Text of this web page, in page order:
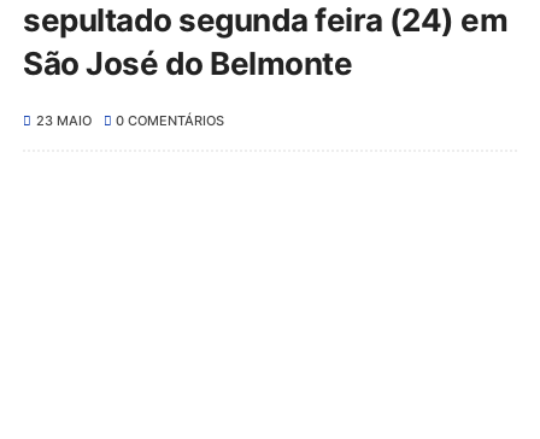
sepultado segunda feira (24) em
São José do Belmonte
23 MAIO 0 COMENTÁRIOS